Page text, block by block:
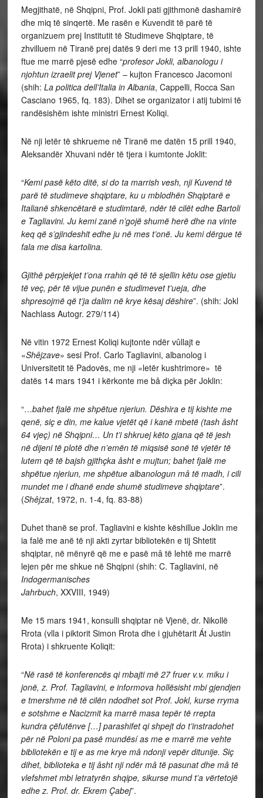
Megjithatë, në Shqipni, Prof. Jokli pati gjithmonë dashamirë
dhe miq të sinqertë. Me rasën e Kuvendit të parë të
organizuem prej Institutit të Studimeve Shqiptare, të
zhvilluem në Tiranë prej datës 9 deri me 13 prill 1940, ishte
ftue me marrë pjesë edhe “profesor Jokli, albanologu i
njohtun izraelit prej Vjenet” – kujton Francesco Jacomoni
(shih: La politica dell’Italia in Albania, Cappelli, Rocca San
Casciano 1965, fq. 183). Dihet se organizator i atij tubimi të
randësishëm ishte ministri Ernest Koliqi.
Në nji letër të shkrueme në Tiranë me datën 15 prill 1940,
Aleksandër Xhuvani ndër të tjera i kumtonte Joklit:
“Kemi pasë këto ditë, si do ta marrish vesh, nji Kuvend të
parë të studimeve shqiptare, ku u mblodhën Shqiptarë e
Italianë shkencëtarë e studimtarë, ndër të cilët edhe Bartoli
e Tagliavini. Ju kemi zanë n’gojë shumë herë dhe na vinte
keq që s’gjindeshit edhe ju në mes t’onë. Ju kemi dërgue të
fala me disa kartolina.
Gjithë përpjekjet t’ona rrahin që të të sjellin këtu ose gjetiu
të veç, për të vijue punën e studimevet t’ueja, dhe
shpresojmë që t’ja dalim në krye kësaj dëshire”. (shih: Jokl
Nachlass Autogr. 279/114)
Në vitin 1972 Ernest Koliqi kujtonte ndër vûllajt e
«Shêjzave» sesi Prof. Carlo Tagliavini, albanolog i
Universitetit të Padovës, me nji «letër kushtrimore» të
datës 14 mars 1941 i kërkonte me bâ diçka për Joklin:
“…bahet fjalë me shpëtue njeriun. Dëshira e tij kishte me
qenë, siç e din, me kalue vjetët që i kanë mbetë (tash âsht
64 vjeç) në Shqipni… Un t’i shkruej këto gjana që të jesh
në dijeni të plotë dhe n’emën të miqsisë sonë të vjetër të
lutem që të bajsh gjithçka âsht e mujtun; bahet fjalë me
shpëtue njeriun, me shpëtue albanologun mâ të madh, i cili
mundet me i dhanë ende shumë studimeve shqiptare”.
(Shêjzat, 1972, n. 1-4, fq. 83-88)
Duhet thanë se prof. Tagliavini e kishte këshillue Joklin me
ia falë me anë të nji akti zyrtar bibliotekën e tij Shtetit
shqiptar, në mënyrë që me e pasë mâ të lehtë me marrë
lejen për me shkue në Shqipni (shih: C. Tagliavini, në
Indogermanisches
Jahrbuch, XXVIII, 1949)
Me 15 mars 1941, konsulli shqiptar në Vjenë, dr. Nikollë
Rrota (vlla i piktorit Simon Rrota dhe i gjuhëtarit Át Justin
Rrota) i shkruente Koliqit:
“Në rasë të konferencës qi mbajti më 27 fruer v.v. miku i
jonë, z. Prof. Tagliavini, e informova hollësisht mbi gjendjen
e tmershme në të cilën ndodhet sot Prof. Jokl, kurse rryma
e sotshme e Nacizmit ka marrë masa tepër të rrepta
kundra çëfutënve […] parashifet qi shpejt do t’instradohet
për në Poloni pa pasë mundësí as me e marrë me vehte
bibliotekën e tij e as me krye mâ ndonji vepër ditunije. Siç
dihet, biblioteka e tij âsht nji ndër mâ të pasunat dhe mâ të
vlefshmet mbi letratyrën shqipe, sikurse mund t’a vërtetojë
edhe z. Prof. dr. Ekrem Çabej”.